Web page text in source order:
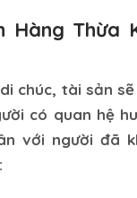
Hàng Thừa
chúc, tài sản
có quan hệ
với người đã